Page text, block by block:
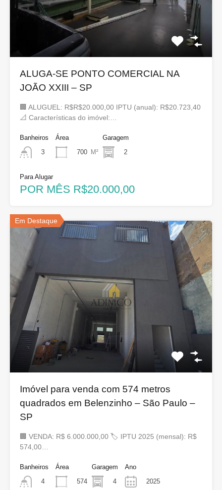
ALUGA-SE PONTO COMERCIAL NA
JOÃO XXIII – SP
🏢 ALUGUEL: R$R$20.000,00 IPTU (anual): R$20.723,40
📐 Características do imóvel:…
Banheiros
3
Área
700 M²
Garagem
2
Para Alugar
POR MÊS R$20.000,00
Em Destaque
Imóvel para venda com 574 metros
quadrados em Belenzinho – São Paulo –
SP
🏢 VENDA: R$ 6.000.000,00 🏷 IPTU 2025 (mensal): R$
574,00…
Banheiros
4
Área
574
Garagem
4
Ano
2025